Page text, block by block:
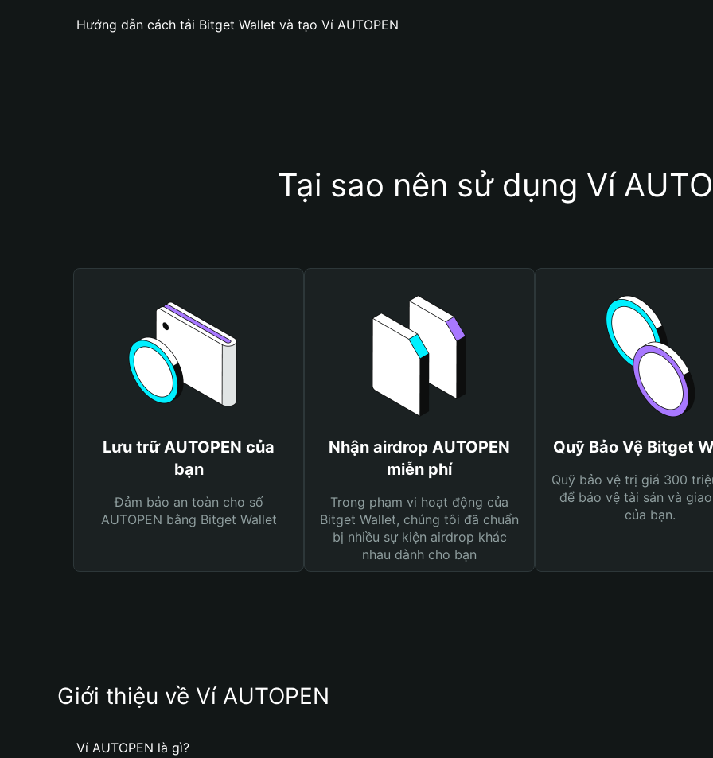
Hướng dẫn cách tải Bitget Wallet và tạo Ví AUTOPEN
Tại sao nên sử dụng Ví
Lưu trữ AUTOPEN của
bạn
Đảm bảo an toàn cho số
AUTOPEN bằng Bitget Wallet
Nhận airdrop AUTOPEN
miễn phí
Trong phạm vi hoạt động của
Bitget Wallet, chúng tôi đã chuẩn
bị nhiều sự kiện airdrop khác
nhau dành cho bạn
Quỹ Bảo Vệ Bitget
Quỹ bảo vệ trị giá 300
để bảo vệ tài sản và
của bạn.
Giới thiệu về Ví AUTOPEN
Ví AUTOPEN là gì?